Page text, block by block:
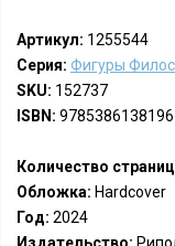
Артикул: 1255544
Серия: Фигуры
SKU: 152737
ISBN: 9785386138196
Количество
Обложка: Hardcover
Год: 2024